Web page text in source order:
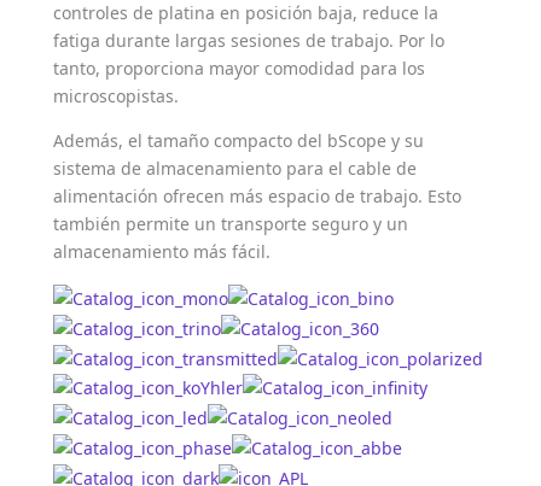
controles de platina en posición baja, reduce la
fatiga durante largas sesiones de trabajo. Por lo
tanto, proporciona mayor comodidad para los
microscopistas.
Además, el tamaño compacto del bScope y su
sistema de almacenamiento para el cable de
alimentación ofrecen más espacio de trabajo. Esto
también permite un transporte seguro y un
almacenamiento más fácil.